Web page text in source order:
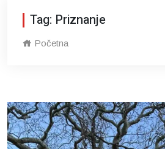
Tag: Priznanje
Početna